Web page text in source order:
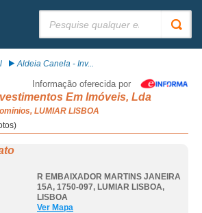
Aldeia Canela - Inv...
Informação oferecida por
Em Imóveis, Lda
LUMIAR LISBOA
R EMBAIXADOR MARTINS JANEIRA
15A, 1750-097, LUMIAR LISBOA,
LISBOA
Ver Mapa